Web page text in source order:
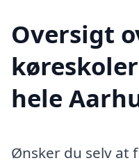
Oversigt
hele
Ønsker du selv at